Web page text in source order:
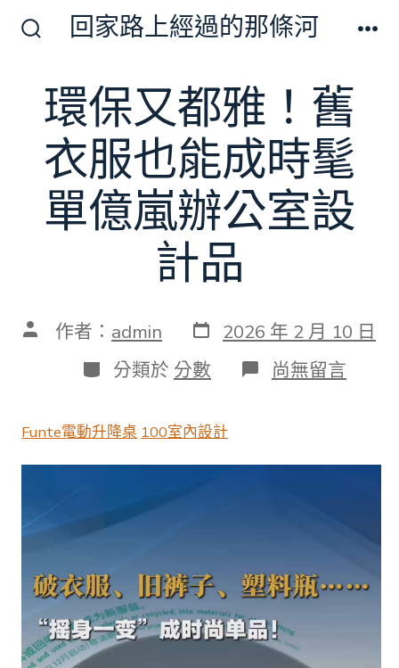
切
換
開
關
回家路上經過的那條河
環保又都雅！舊
衣服也能成時髦
單億嵐辦公室設
計品
文 作者： admin 發
表
日
期
2026 年 2 月 10 日
分
類
分類於 分數 在
〈環
雅！
時
髦
單
億
嵐
尚無留言
Funte電動升降桌 100室內設計